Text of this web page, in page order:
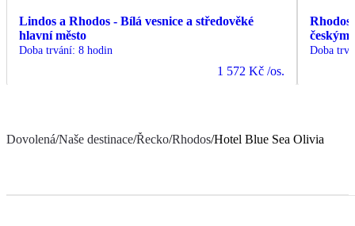
Lindos a Rhodos - Bílá vesnice a středověké
hlavní město
Doba trvání: 8 hodin
1 572 Kč /os.
Rhodos
českým
Doba
Dovolená/Naše destinace/Řecko/Rhodos/Hotel Blue Sea Olivia